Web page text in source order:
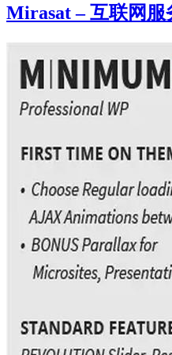
Mirasat – 互联网